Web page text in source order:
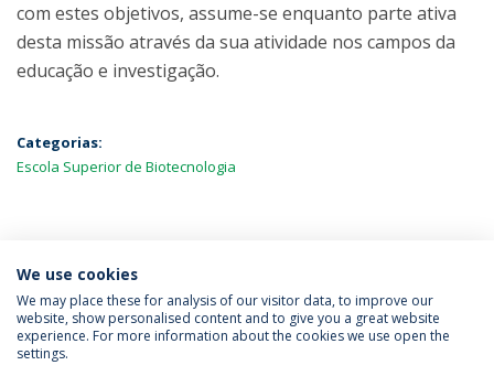
com estes objetivos, assume-se enquanto parte ativa
desta missão através da sua atividade nos campos da
educação e investigação.
Categorias:
Escola Superior de Biotecnologia
MAIS NOTÍCIAS
Política de Privacidade
Termos & Condições
We use cookies
We may place these for analysis of our visitor data, to improve our
website, show personalised content and to give you a great website
experience. For more information about the cookies we use open the
settings.